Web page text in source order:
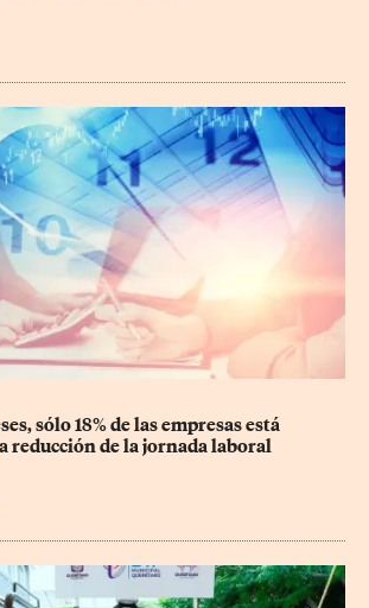
sólo 18% de las empresas está
reducción de la jornada laboral